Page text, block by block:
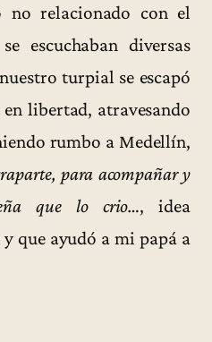
no relacionado con el
escuchaban diversas
turpial se escapó
libertad, atravesando
rumbo a Medellín,
para acompañar y
que lo crio…, idea
que ayudó a mi papá a